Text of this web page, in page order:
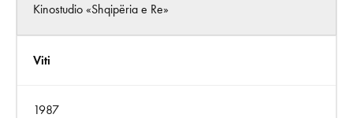
Kinostudio «Shqipëria e Re»
Viti
1987